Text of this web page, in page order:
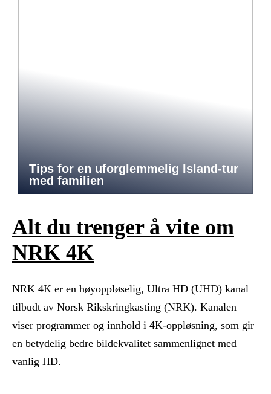
Tips for en uforglemmelig Island-tur
med familien
Alt du trenger å vite om
NRK 4K
NRK 4K er en høyoppløselig, Ultra HD (UHD) kanal
tilbudt av Norsk Rikskringkasting (NRK). Kanalen
viser programmer og innhold i 4K-oppløsning, som gir
en betydelig bedre bildekvalitet sammenlignet med
vanlig HD.